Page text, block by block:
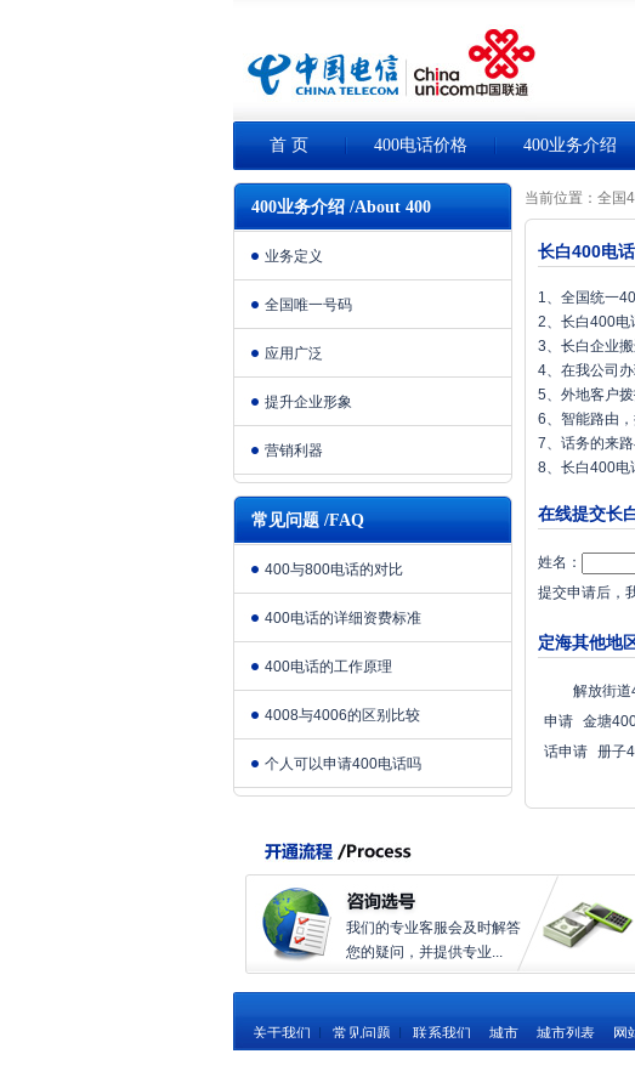
首 页 400电话价格 400业务介绍
400业务介绍 /About 400
业务定义
全国唯一号码
应用广泛
提升企业形象
营销利器
常见问题 /FAQ
400与800电话的对比
400电话的详细资费标准
400电话的工作原理
4008与4006的区别比较
个人可以申请400电话吗
当前位置： 全国
长白400电
1、全国统一
2、长白400电
3、长白企业
4、在我公司
5、外地客户
6、智能路由
7、话务的来
8、长白400电
在线提交长
姓名：
提交申请后，
定海其他地
解放街
申请 金塘
话申请 册子
我们的专业客服会及时解答
您的疑问，并提供专业...
关于我们 常见问题 联系我们 城市 城市列表 网